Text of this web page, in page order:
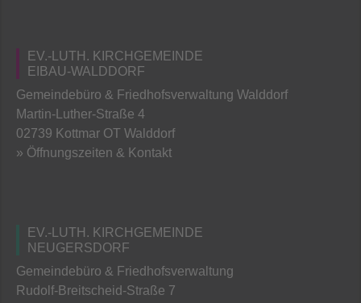
EV.-LUTH. KIRCHGEMEINDE
EIBAU-WALDDORF
Gemeindebüro & Friedhofsverwaltung Walddorf
Martin-Luther-Straße 4
02739 Kottmar OT Walddorf
» Öffnungszeiten & Kontakt
EV.-LUTH. KIRCHGEMEINDE
NEUGERSDORF
Gemeindebüro & Friedhofsverwaltung
Rudolf-Breitscheid-Straße 7